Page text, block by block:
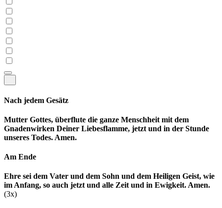
Nach jedem Gesätz
Mutter Gottes, überflute die ganze Menschheit mit dem
Gnadenwirken Deiner Liebesflamme, jetzt und in der Stunde
unseres Todes. Amen.
Am Ende
Ehre sei dem Vater und dem Sohn und dem Heiligen Geist, wie
im Anfang, so auch jetzt und alle Zeit und in Ewigkeit. Amen.
(3x)